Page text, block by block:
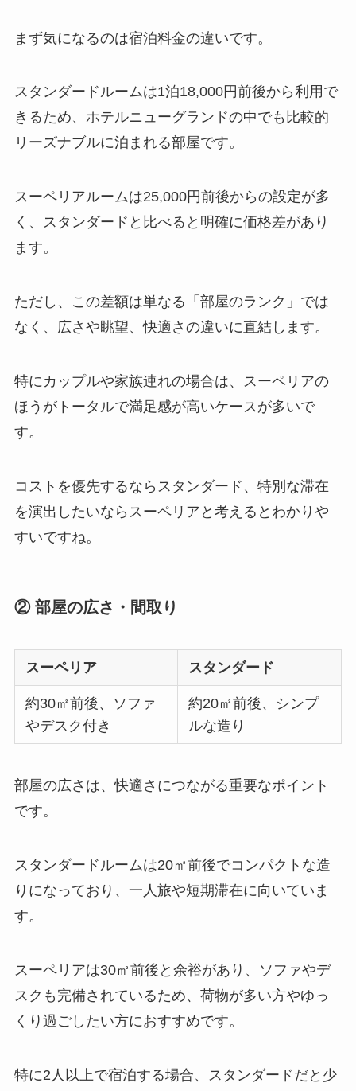
まず気になるのは宿泊料金の違いです。
スタンダードルームは1泊18,000円前後から利用で
きるため、ホテルニューグランドの中でも比較的
リーズナブルに泊まれる部屋です。
スーペリアルームは25,000円前後からの設定が多
く、スタンダードと比べると明確に価格差があり
ます。
ただし、この差額は単なる「部屋のランク」では
なく、広さや眺望、快適さの違いに直結します。
特にカップルや家族連れの場合は、スーペリアの
ほうがトータルで満足感が高いケースが多いで
す。
コストを優先するならスタンダード、特別な滞在
を演出したいならスーペリアと考えるとわかりや
すいですね。
② 部屋の広さ・間取り
スーペリア スタンダード
約30㎡前後、ソファ
やデスク付き
約20㎡前後、シンプ
ルな造り
部屋の広さは、快適さにつながる重要なポイント
です。
スタンダードルームは20㎡前後でコンパクトな造
りになっており、一人旅や短期滞在に向いていま
す。
スーペリアは30㎡前後と余裕があり、ソファやデ
スクも完備されているため、荷物が多い方やゆっ
くり過ごしたい方におすすめです。
特に2人以上で宿泊する場合、スタンダードだと少